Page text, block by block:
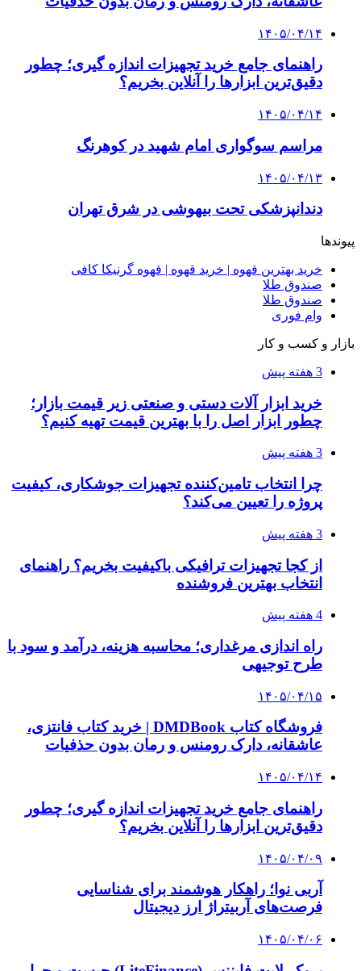
4 هفته پیش
راه اندازی مرغداری؛ محاسبه هزینه، درآمد و سود با
طرح توجیهی
۱۴۰۵/۰۴/۱۵
عاشقانه، دارک رومنس و رمان بدون حذفیات
۱۴۰۵/۰۴/۱۴
راهنمای جامع خرید تجهیزات اندازه گیری؛ چطور
دقیق‌ترین ابزارها را آنلاین بخریم؟
آربی نوا؛ راهکار هوشمند برای شناسایی
فرصت‌های آربیتراژ ارز دیجیتال
۱۴۰۵/۰۴/۰۶
محبوب شده است؟
۱۴۰۵/۰۳/۳۱
۱۴۰۵/۰۳/۲۸
چرا بسیاری از کسب‌وکارها بدون ثبت شرکت
نمی‌توانند با سازمان‌ها و شرکت‌های بزرگ همکاری
کنند؟
2 هفته پیش
اعزام ۱۷۰ دستگاه ماشین‌آلات شهرداری تهران
برای مراسم اربعین
۱۴۰۳/۱۱/۱۸
افتتاح ۱۵ کیلومتر مسیر و ۲ ایستگاه تا شایان دوره
ششم
۱۴۰۳/۱۱/۱۷
استودیو همشهری در کاخ جشنواره فیلم فجر
۱۴۰۳/۱۱/۰۷
تصویب اسناد وضوابط جدید شهرسازی درتهران/
بازنگری طرح تفصیلی وتهیه شناسنامه فنی باغات
پایتخت
۱۴۰۳/۱۰/۲۳